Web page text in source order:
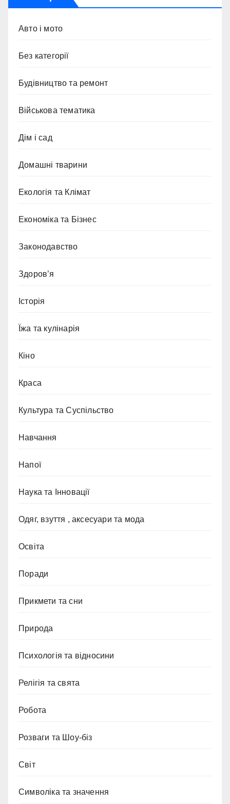
Авто і мото
Без категорії
Будівництво та ремонт
Військова тематика
Дім і сад
Домашні тварини
Екологія та Клімат
Економіка та Бізнес
Законодавство
Здоров’я
Історія
Їжа та кулінарія
Кіно
Краса
Культура та Суспільство
Навчання
Напої
Наука та Інновації
Одяг, взуття , аксесуари та мода
Освіта
Поради
Прикмети та сни
Природа
Психологія та відносини
Релігія та свята
Робота
Розваги та Шоу-біз
Світ
Символіка та значення